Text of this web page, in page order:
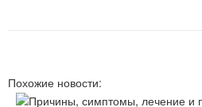
Похожие новости: